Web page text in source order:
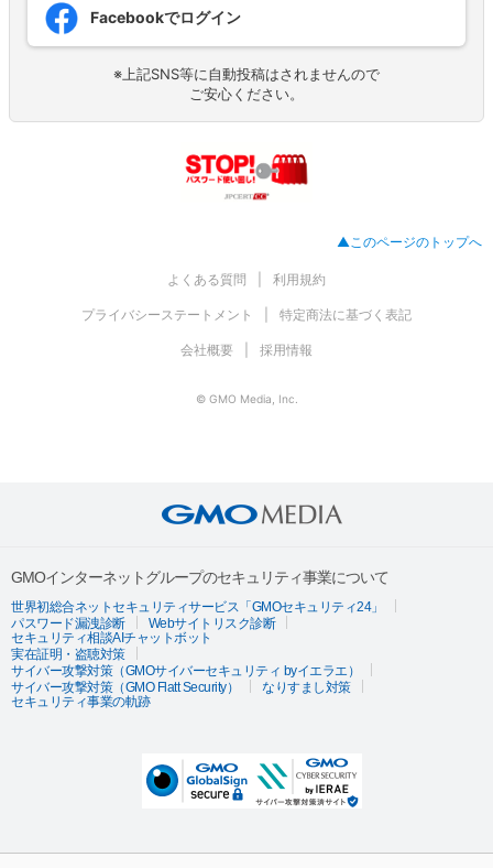
Facebookでログイン
※上記SNS等に自動投稿はされませんので
ご安心ください。
▲このページのトップへ
よくある質問 利用規約
プライバシーステートメント 特定商法に基づく表記
会社概要 採用情報
© GMO Media, Inc.
GMOインターネットグループのセキュリティ事業について
世界初総合ネットセキュリティサービス「GMOセキュリティ24」
パスワード漏洩診断
Webサイトリスク診断
セキュリティ相談AIチャットボット
実在証明・盗聴対策
サイバー攻撃対策（GMOサイバーセキュリティ byイエラエ）
サイバー攻撃対策（GMO Flatt Security）
なりすまし対策
セキュリティ事業の軌跡